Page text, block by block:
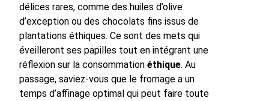
délices rares, comme des huiles d’olive
d’exception ou des chocolats fins issus de
plantations éthiques. Ce sont des mets qui
éveilleront ses papilles tout en intégrant une
réflexion sur la consommation éthique. Au
passage, saviez-vous que le fromage a un
temps d’affinage optimal qui peut faire toute